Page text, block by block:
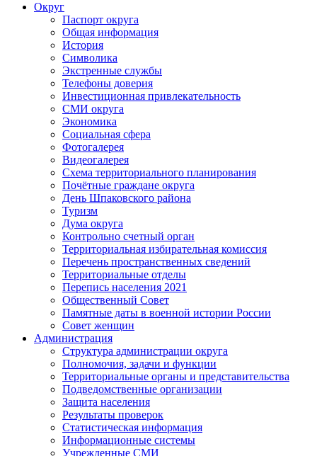
Округ
Паспорт округа
Общая информация
История
Символика
Экстренные службы
Телефоны доверия
Инвестиционная привлекательность
СМИ округа
Экономика
Социальная сфера
Фотогалерея
Видеогалерея
Схема территориального планирования
Почётные граждане округа
День Шпаковского района
Туризм
Дума округа
Контрольно счетный орган
Территориальная избирательная комиссия
Перечень пространственных сведений
Территориальные отделы
Перепись населения 2021
Общественный Совет
Памятные даты в военной истории России
Совет женщин
Администрация
Структура администрации округа
Полномочия, задачи и функции
Территориальные органы и представительства
Подведомственные организации
Защита населения
Результаты проверок
Статистическая информация
Информационные системы
Учрежденные СМИ